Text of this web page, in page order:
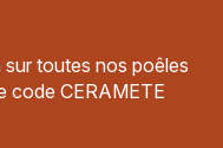
toutes nos poêles
code CERAMETE